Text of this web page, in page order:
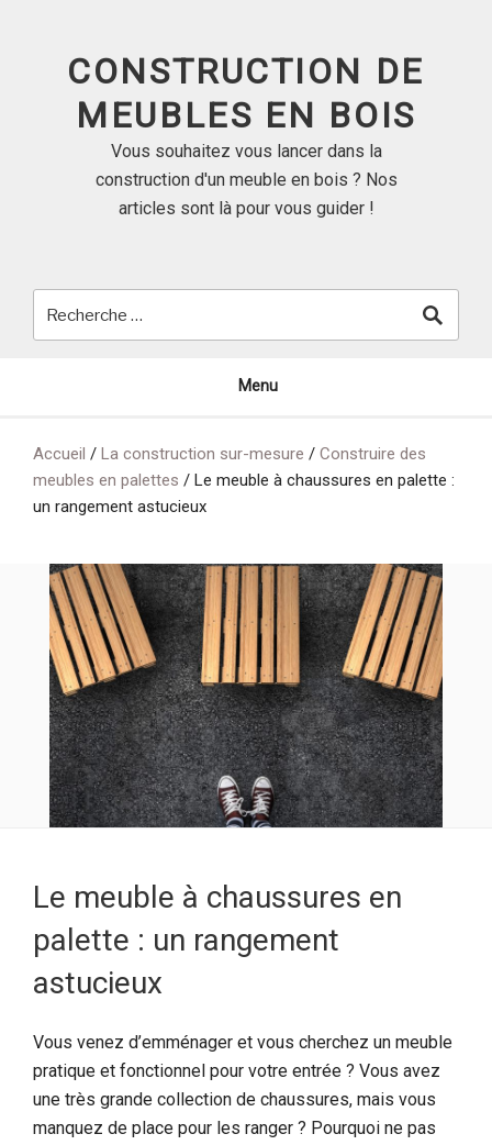
CONSTRUCTION DE
MEUBLES EN BOIS
Vous souhaitez vous lancer dans la
construction d'un meuble en bois ? Nos
articles sont là pour vous guider !
Menu
Accueil / La construction sur-mesure / Construire des
meubles en palettes / Le meuble à chaussures en palette :
un rangement astucieux
Le meuble à chaussures en
palette : un rangement
astucieux
Vous venez d’emménager et vous cherchez un meuble
pratique et fonctionnel pour votre entrée ? Vous avez
une très grande collection de chaussures, mais vous
manquez de place pour les ranger ? Pourquoi ne pas